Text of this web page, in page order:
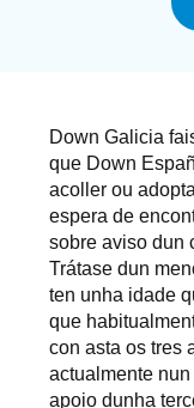
Down Galicia
que Down
acoller ou
espera de
sobre aviso dun
Trátase dun
ten unha idade
que
con asta os tres
actualmente
apoio dunha